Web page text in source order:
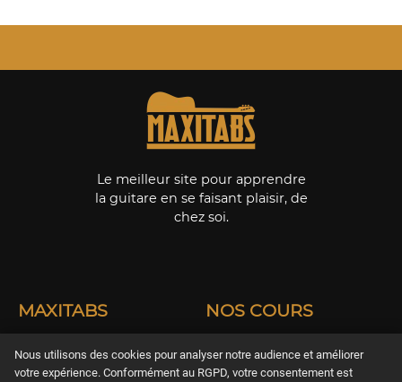
Le meilleur site pour apprendre
la guitare en se faisant plaisir, de
chez soi.
MAXITABS
Offrir un abonnement
NOS COURS
Acoustique
Nous utilisons des cookies pour analyser notre audience et améliorer
votre expérience. Conformément au RGPD, votre consentement est